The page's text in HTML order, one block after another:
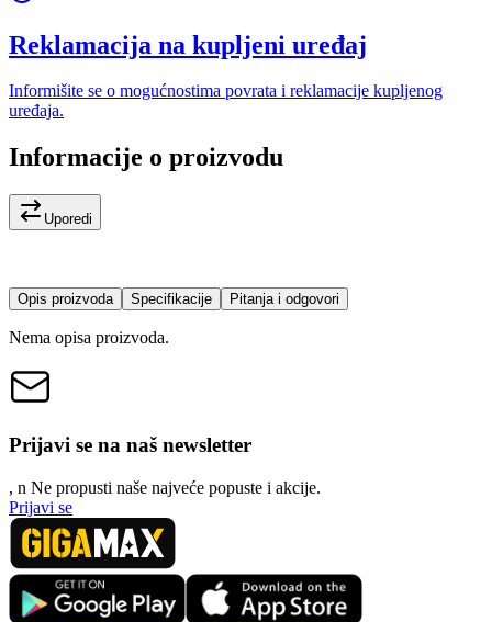
Reklamacija na kupljeni uređaj
Informišite se o mogućnostima povrata i reklamacije kupljenog
uređaja.
Informacije o proizvodu
Uporedi
Opis proizvoda Specifikacije Pitanja i odgovori
Nema opisa proizvoda.
Prijavi se na naš newsletter
, n Ne propusti naše najveće popuste i akcije.
Prijavi se